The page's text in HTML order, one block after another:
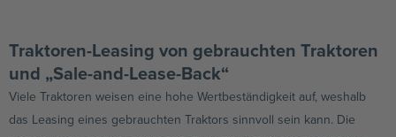
Traktoren-Leasing von gebrauchten Traktoren
und „Sale-and-Lease-Back“
Viele Traktoren weisen eine hohe Wertbeständigkeit auf, weshalb
das Leasing eines gebrauchten Traktors sinnvoll sein kann. Die